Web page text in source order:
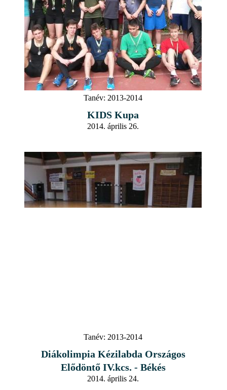
Tanév: 2013-2014
KIDS Kupa
2014. április 26.
Tanév: 2013-2014
Diákolimpia Kézilabda Országos
Elődöntő IV.kcs. - Békés
2014. április 24.